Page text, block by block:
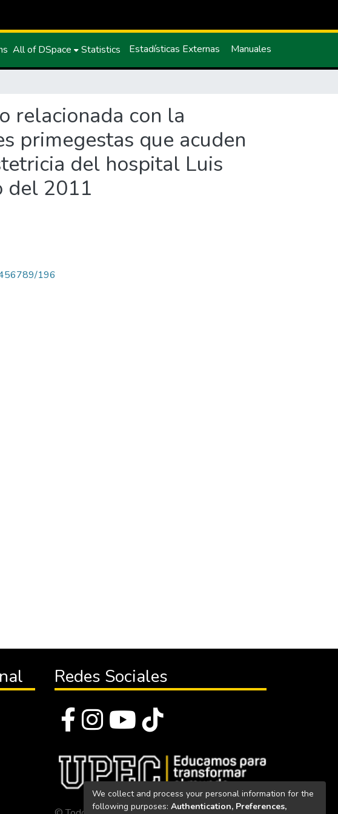
All of DSpace Statistics Estadísticas Externas Manuales
relacionada con la
primegestas que acuden
del hospital Luis
del 2011
196
Redes Sociales
We collect and process your personal information for the
following purposes: Authentication, Preferences,